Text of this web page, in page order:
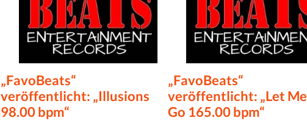
„FavoBeats“
veröffentlicht: „Illusions
98.00 bpm“
„FavoBeats“
veröffentlicht: „Let Me
Go 165.00 bpm“